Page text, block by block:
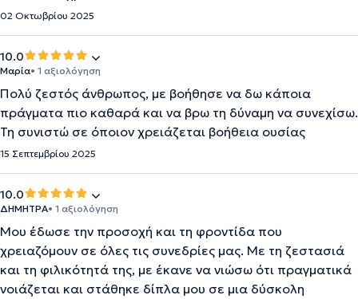
02 Οκτωβρίου 2025
10.0
Μαρία• 1 αξιολόγηση
Πολύ ζεστός άνθρωπος, με βοήθησε να δω κάποια
πράγματα πιο καθαρά και να βρω τη δύναμη να συνεχίσω.
Τη συνιστώ σε όποιον χρειάζεται βοήθεια ουσίας
15 Σεπτεμβρίου 2025
10.0
ΔΗΜΗΤΡΑ• 1 αξιολόγηση
Μου έδωσε την προσοχή και τη φροντίδα που
χρειαζόμουν σε όλες τις συνεδρίες μας. Με τη ζεστασιά
και τη φιλικότητά της, με έκανε να νιώσω ότι πραγματικά
νοιάζεται και στάθηκε δίπλα μου σε μια δύσκολη